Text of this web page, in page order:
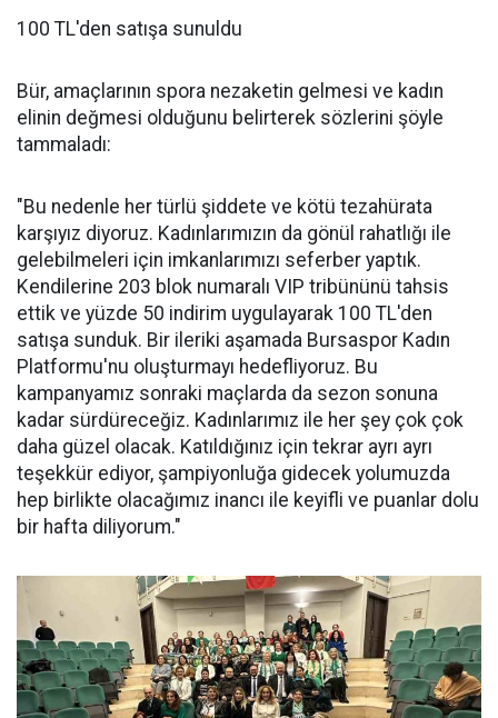
100 TL'den satışa sunuldu
Bür, amaçlarının spora nezaketin gelmesi ve kadın
elinin değmesi olduğunu belirterek sözlerini şöyle
tammaladı:
"Bu nedenle her türlü şiddete ve kötü tezahürata
karşıyız diyoruz. Kadınlarımızın da gönül rahatlığı ile
gelebilmeleri için imkanlarımızı seferber yaptık.
Kendilerine 203 blok numaralı VIP tribününü tahsis
ettik ve yüzde 50 indirim uygulayarak 100 TL'den
satışa sunduk. Bir ileriki aşamada Bursaspor Kadın
Platformu'nu oluşturmayı hedefliyoruz. Bu
kampanyamız sonraki maçlarda da sezon sonuna
kadar sürdüreceğiz. Kadınlarımız ile her şey çok çok
daha güzel olacak. Katıldığınız için tekrar ayrı ayrı
teşekkür ediyor, şampiyonluğa gidecek yolumuzda
hep birlikte olacağımız inancı ile keyifli ve puanlar dolu
bir hafta diliyorum."